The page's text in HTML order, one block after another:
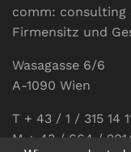
comm: consulting
Firmensitz und
Wasagasse 6/6
A-1090 Wien
T + 43 / 1 / 315 14
M + 43 / 664 /